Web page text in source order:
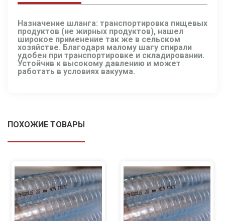
Назначение шланга: транспортировка пищевых
продуктов (не жирных продуктов), нашел
широкое применение так же в сельском
хозяйстве. Благодаря малому шагу спирали
удобен при транспортировке и складировании.
Устойчив к высокому давлению и может
работать в условиях вакуума.
ПОХОЖИЕ ТОВАРЫ